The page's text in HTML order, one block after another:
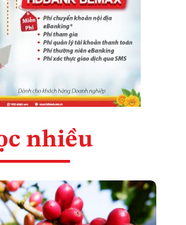
nhiều